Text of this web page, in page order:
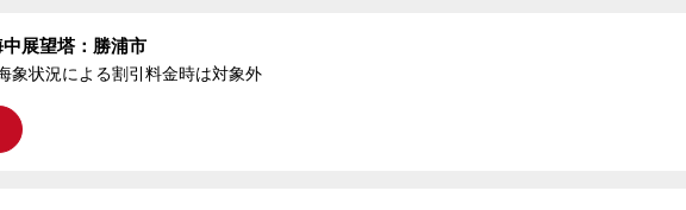
展望塔：勝浦市
象状況による割引料金時は対象外